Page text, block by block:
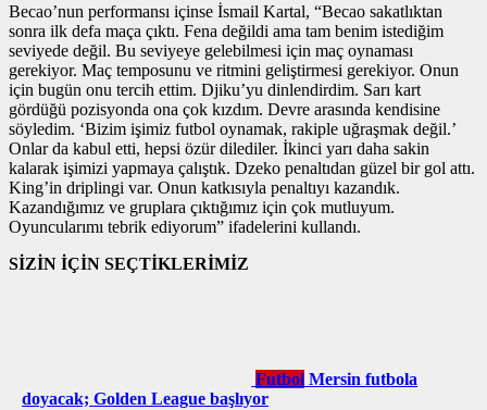
Becao’nun performansı içinse İsmail Kartal, “Becao sakatlıktan
sonra ilk defa maça çıktı. Fena değildi ama tam benim istediğim
seviyede değil. Bu seviyeye gelebilmesi için maç oynaması
gerekiyor. Maç temposunu ve ritmini geliştirmesi gerekiyor. Onun
için bugün onu tercih ettim. Djiku’yu dinlendirdim. Sarı kart
gördüğü pozisyonda ona çok kızdım. Devre arasında kendisine
söyledim. ‘Bizim işimiz futbol oynamak, rakiple uğraşmak değil.’
Onlar da kabul etti, hepsi özür dilediler. İkinci yarı daha sakin
kalarak işimizi yapmaya çalıştık. Dzeko penaltıdan güzel bir gol attı.
King’in driplingi var. Onun katkısıyla penaltıyı kazandık.
Kazandığımız ve gruplara çıktığımız için çok mutluyum.
Oyuncularımı tebrik ediyorum” ifadelerini kullandı.
SİZİN İÇİN SEÇTİKLERİMİZ
Futbol Mersin futbola
doyacak; Golden League başlıyor